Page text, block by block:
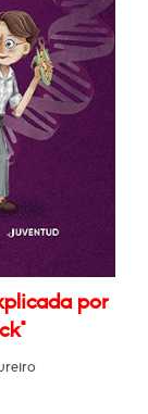
por